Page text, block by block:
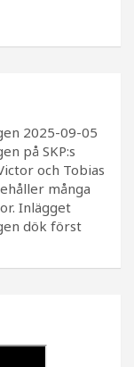
2025-09-05
på SKP:s
och Tobias
många
Inlägget
dök först